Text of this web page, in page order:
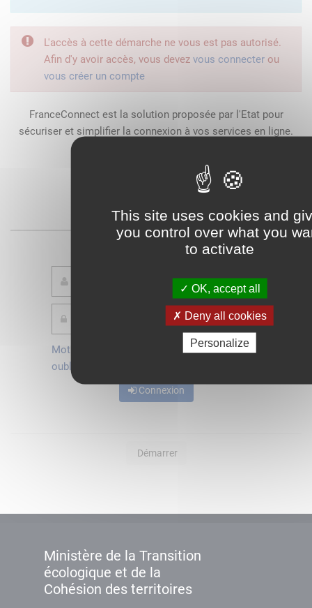
This site uses cookies and
you control over what you
to activate
OK, accept all
Deny all cookies
Personalize
L'accès à cette démarche ne vous est pas autorisé.
Afin d'y avoir accès, vous devez vous connecter ou
vous créer un compte
FranceConnect est la solution proposée par l'Etat pour
sécuriser et simplifier la connexion à vos services en ligne.
ou
Mot de passe
oublié ?
Je crée mon
Connexion
Démarrer
Ministère de la Transition
écologique et de la
Cohésion des territoires